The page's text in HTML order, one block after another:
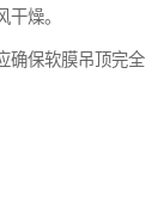
燥。
确保软膜吊顶完全